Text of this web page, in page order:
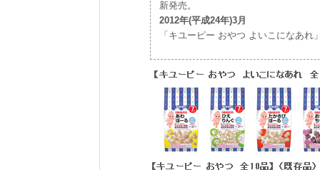
新発売。
2012年(平成24年)3月
「キユーピー おやつ よいこになあれ